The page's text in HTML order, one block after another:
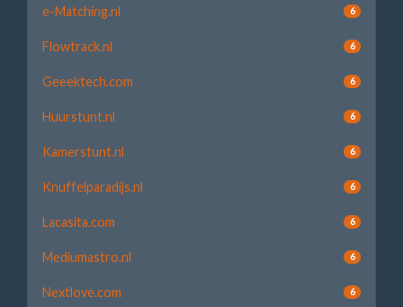
e-Matching.nl 6
Flowtrack.nl 6
Geeektech.com 6
Huurstunt.nl 6
Kamerstunt.nl 6
Knuffelparadijs.nl 6
Lacasita.com 6
Mediumastro.nl 6
Nextlove.com 6